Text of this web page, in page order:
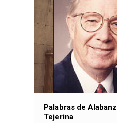
Palabras de
Tejerina